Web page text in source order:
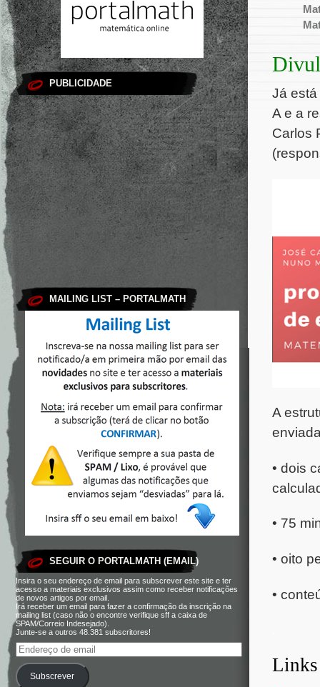
PUBLICIDADE
MAILING LIST – PORTALMATH
SEGUIR O PORTALMATH (EMAIL)
Insira o seu endereço de email para subscrever este site e ter
acesso a materiais exclusivos assim como receber notificações
de novos artigos por email.
Irá receber um email para fazer a confirmação da inscrição na
mailing list (caso não o encontre verifique sff a caixa de
SPAM/Correio Indesejado).
Junte-se a outros 48.381 subscritores!
Subscrever
Já
A e a
Carlos
A
• dois
• 75
• oito
•
Links